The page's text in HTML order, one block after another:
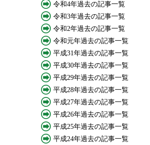
令和4年過去の記事一覧
令和3年過去の記事一覧
令和2年過去の記事一覧
令和元年過去の記事一覧
平成31年過去の記事一覧
平成30年過去の記事一覧
平成29年過去の記事一覧
平成28年過去の記事一覧
平成27年過去の記事一覧
平成26年過去の記事一覧
平成25年過去の記事一覧
平成24年過去の記事一覧